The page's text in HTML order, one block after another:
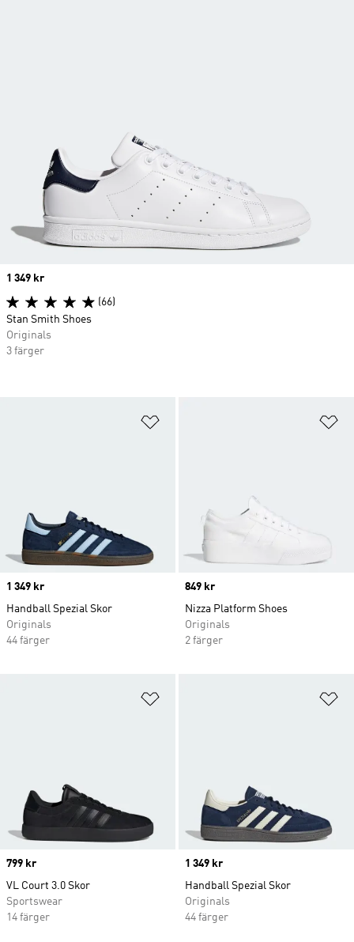
Price
1 349 kr
Handball Spezial Skor
Originals
44 färger
Price
849 kr
Nizza Platform Shoes
Originals
2 färger
Price
799 kr
VL Court 3.0 Skor
Sportswear
14 färger
Price
1 349 kr
Handball Spezial Skor
Originals
44 färger
Price
1 349 kr
(66)
Stan Smith Shoes
Originals
3 färger